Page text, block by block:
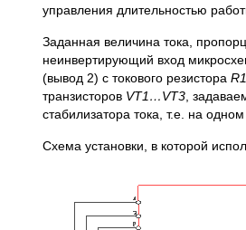
управления длительностью
Заданная величина тока,
неинвертирующий вход
(вывод 2) с токового резистора R
транзисторов VT1…VT3 ,
стабилизатора тока, т.е. на
Схема установки, в которой